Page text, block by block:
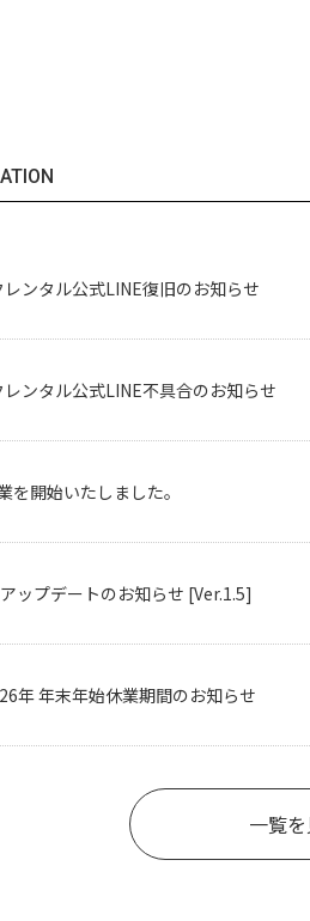
ンタル公式LINE復旧のお知らせ
ンタル公式LINE不具合のお知らせ
を開始いたしました。
ップデートのお知らせ [Ver.1.5]
年 年末年始休業期間のお知らせ
一覧